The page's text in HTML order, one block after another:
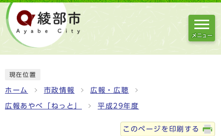
メニュー
現在位置
ホーム 市政情報 広報・広聴
広報あやべ「ねっと」 平成29年度
このページを印刷する